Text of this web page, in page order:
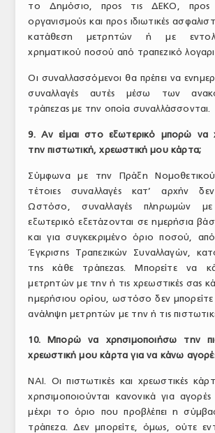
το Δημόσιο, προς τις ΔΕΚΟ, προς
οργανισμούς και προς ιδιωτικές
κατάθεση μετρητών ή με
χρηματικού ποσού από τραπεζικό
Οι συναλλασσόμενοι θα πρέπει να
συναλλαγές αυτές μέσω των
τράπεζας με την οποία συναλλάσσονται.
9. Αν είμαι στο εξωτερικό μπορώ να
την πιστωτική, χρεωστική μου κάρτα;
Σύμφωνα με την Πράξη Νομοθετικού
τέτοιες συναλλαγές κατ’ αρχήν δεν
Ωστόσο, συναλλαγές πληρωμών
εξωτερικό εξετάζονται σε ημερήσια
και για συγκεκριμένο όριο ποσού,
Έγκρισης Τραπεζικών Συναλλαγών,
της κάθε τράπεζας. Μπορείτε να
μετρητών με την ή τις χρεωστικές σας
ημερήσιου ορίου, ωστόσο δεν μπορείτε
ανάληψη μετρητών με την ή τις
10. Μπορώ να χρησιμοποιήσω την
χρεωστική μου κάρτα για να κάνω
ΝΑΙ. Οι πιστωτικές και χρεωστικές
χρησιμοποιούνται κανονικά για αγορές
μέχρι το όριο που προβλέπει η
τράπεζα. Δεν μπορείτε, όμως, ούτε